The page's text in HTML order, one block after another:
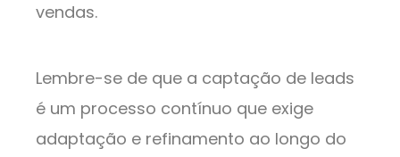
vendas.
Lembre-se de que a captação de leads
é um processo contínuo que exige
adaptação e refinamento ao longo do